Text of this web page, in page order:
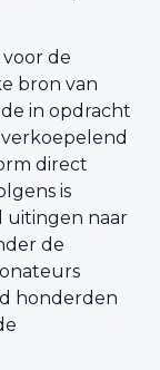
voor de
bron van
in opdracht
direct
is
uitingen naar
de
honderden